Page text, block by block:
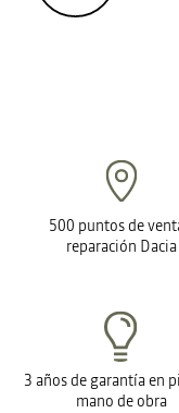
500 puntos de
reparación Dacia
3 años de garantía en
mano de obra